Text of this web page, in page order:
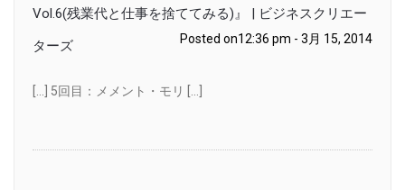
Vol.6(残業代と仕事を捨ててみる)』 | ビジネスクリエー
ターズ
Posted on12:36 pm - 3月 15, 2014
[…] 5回目：メメント・モリ […]